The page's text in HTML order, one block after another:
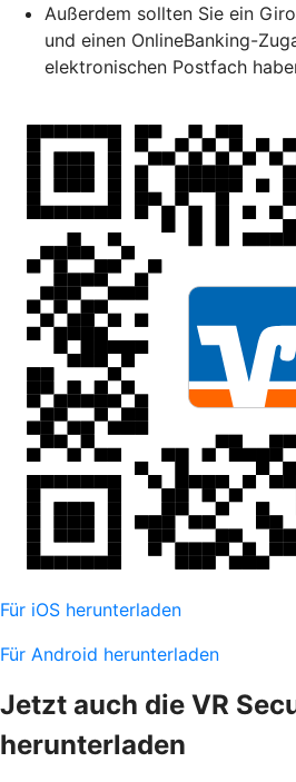
Außerdem sollten Sie ein
und einen OnlineBanking-
elektronischen Postfach
Für iOS herunterladen
Für Android herunterladen
Jetzt auch die VR
herunterladen